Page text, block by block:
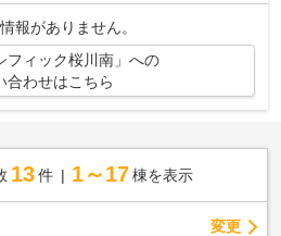
い分けがで...
報がありません。
フィック桜川南」への
合わせはこちら
13 件 1～17 棟を表示
変更